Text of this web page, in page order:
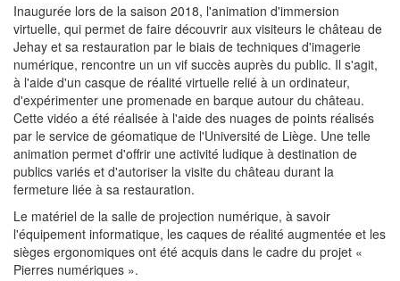
Inaugurée lors de la saison 2018, l'animation d'immersion
virtuelle, qui permet de faire découvrir aux visiteurs le château de
Jehay et sa restauration par le biais de techniques d'imagerie
numérique, rencontre un un vif succès auprès du public. Il s'agit,
à l'aide d'un casque de réalité virtuelle relié à un ordinateur,
d'expérimenter une promenade en barque autour du château.
Cette vidéo a été réalisée à l'aide des nuages de points réalisés
par le service de géomatique de l'Université de Liège. Une telle
animation permet d'offrir une activité ludique à destination de
publics variés et d'autoriser la visite du château durant la
fermeture liée à sa restauration.
Le matériel de la salle de projection numérique, à savoir
l'équipement informatique, les caques de réalité augmentée et les
sièges ergonomiques ont été acquis dans le cadre du projet «
Pierres numériques ».